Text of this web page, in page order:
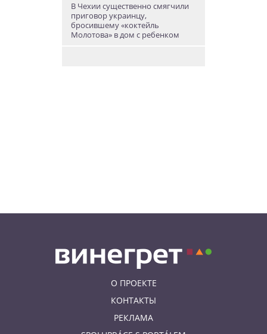
В Чехии существенно смягчили
приговор украинцу,
бросившему «коктейль
Молотова» в дом с ребенком
О ПРОЕКТЕ
КОНТАКТЫ
РЕКЛАМА